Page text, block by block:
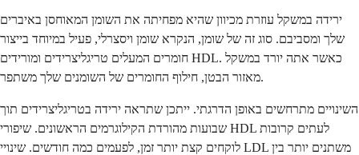
ירידה במשקל עוזרת מכיוון שהיא מפחיתה את השומן המאוחסן באיברים
שלך ומסביבם. סוג זה של שומן, הנקרא שומן ויסצרלי, פעיל במיוחד בייצור
חומרים המעלים טריגליצרידים ומורידים HDL. כאשר אתה יורד במשקל
מאזור הבטן, חילוף החומרים של השומנים שלך משתפר.
השינויים מתרחשים באופן הדרגתי. ייתכן שתראה ירידה בטריגליצרידים תוך
שבועות מהורדת הקילוגרמים הראשונים. שיפורי HDL לעתים קרובות
לוקחים קצת יותר זמן, לפעמים כמה חודשים. שינויי LDL משתנים יותר בין